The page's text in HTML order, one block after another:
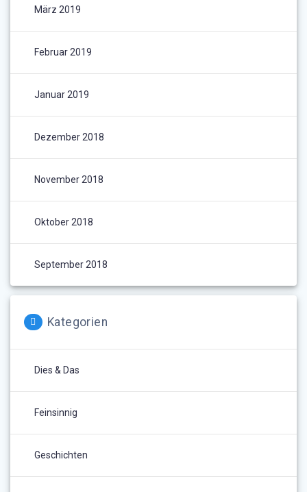
März 2019
Februar 2019
Januar 2019
Dezember 2018
November 2018
Oktober 2018
September 2018
Kategorien
Dies & Das
Feinsinnig
Geschichten